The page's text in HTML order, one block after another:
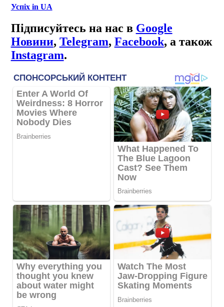
Успіх in UA
Підписуйтесь на нас в Google
Новини, Telegram, Facebook, а також
Instagram.